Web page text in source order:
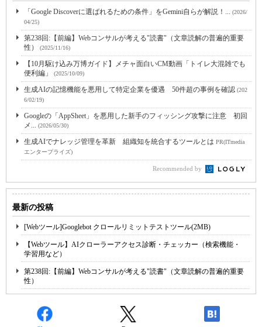
「Google Discoverに選ばれるための条件」をGemini自らが解説！... (2026/
04/25)
第238回:【前編】Webコンサルが考える"読書"（文章読解の普遍的重要
性）
(2025/11/16)
【10月駆け込み万博ガイド】メチャ面白いCM動画「トイレ大混雑でも
便利編」
(2025/10/09)
生成AIの記憶機能を悪用して特定企業を優遇 50件超の事例を確認 (202
6/02/19)
Googleの「AppSheet」を悪用した新手のフィッシング攻撃に注意 初回
メ... (2026/05/30)
生成AIでナレッジ管理を革新 組織知を統合するツールとは PR(ITmedia
エンタープライズ)
Recommended by
最新の投稿
[Webツール]Googlebot クロールリミットテストツール(2MB)
【Webツール】AIクローラーアクセス診断・チェッカー（検索機能・
学習用など）
第238回:【前編】Webコンサルが考える"読書"（文章読解の普遍的重要
性）